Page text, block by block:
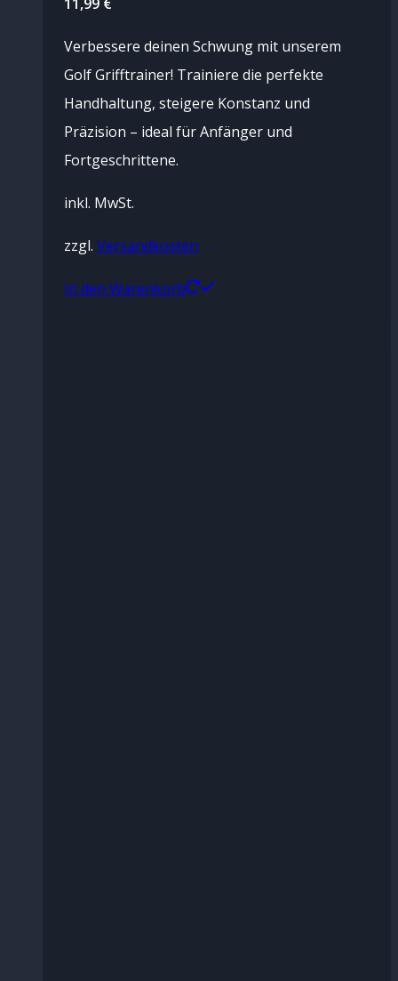
Verbessere deinen Schwung mit unserem
Golf Grifftrainer! Trainiere die perfekte
Handhaltung, steigere Konstanz und
Präzision – ideal für Anfänger und
Fortgeschrittene.
inkl. MwSt.
zzgl. Versandkosten
In den Warenkorb